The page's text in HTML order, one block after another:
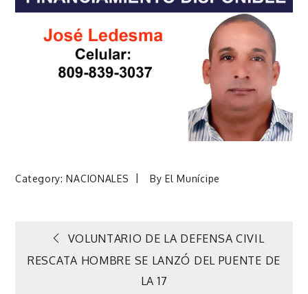
Category:NACIONALES ByEl Munícipe
Navegación
VOLUNTARIO DE LA DEFENSA CIVIL
RESCATA HOMBRE SE LANZÓ DEL PUENTE DE
LA 17